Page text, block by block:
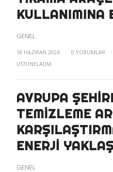
KULLANIMINA
GENEL
18 HAZIRAN 2024 / 0 YORUMLAR /
USTUNELADM
AVRUPA
TEMIZLEME
ENERJI
GENEL